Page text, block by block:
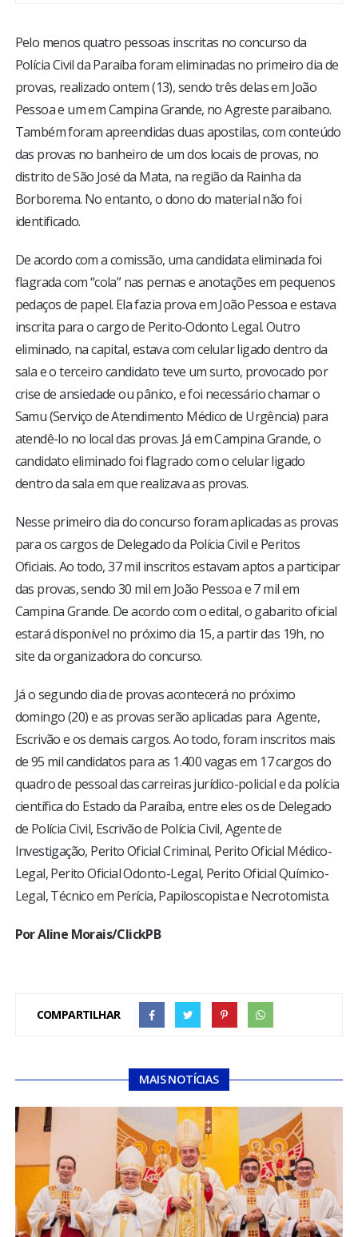
TV LPB
FOTOS
COLUNISTAS
Pelo menos quatro pessoas inscritas no concurso da
Polícia Civil da Paraíba foram eliminadas no primeiro dia de
provas, realizado ontem (13), sendo três delas em João
Pessoa e um em Campina Grande, no Agreste paraibano.
Também foram apreendidas duas apostilas, com conteúdo
das provas no banheiro de um dos locais de provas, no
distrito de São José da Mata, na região da Rainha da
Borborema. No entanto, o dono do material não foi
identificado.
De acordo com a comissão, uma candidata eliminada foi
flagrada com “cola” nas pernas e anotações em pequenos
pedaços de papel. Ela fazia prova em João Pessoa e estava
inscrita para o cargo de Perito-Odonto Legal. Outro
eliminado, na capital, estava com celular ligado dentro da
sala e o terceiro candidato teve um surto, provocado por
crise de ansiedade ou pânico, e foi necessário chamar o
Samu (Serviço de Atendimento Médico de Urgência) para
atendê-lo no local das provas. Já em Campina Grande, o
candidato eliminado foi flagrado com o celular ligado
dentro da sala em que realizava as provas.
Nesse primeiro dia do concurso foram aplicadas as provas
para os cargos de Delegado da Polícia Civil e Peritos
Oficiais. Ao todo, 37 mil inscritos estavam aptos a participar
das provas, sendo 30 mil em João Pessoa e 7 mil em
Campina Grande. De acordo com o edital, o gabarito oficial
estará disponível no próximo dia 15, a partir das 19h, no
site da organizadora do concurso.
Já o segundo dia de provas acontecerá no próximo
domingo (20) e as provas serão aplicadas para Agente,
Escrivão e os demais cargos. Ao todo, foram inscritos mais
de 95 mil candidatos para as 1.400 vagas em 17 cargos do
quadro de pessoal das carreiras jurídico-policial e da polícia
científica do Estado da Paraíba, entre eles os de Delegado
de Polícia Civil, Escrivão de Polícia Civil, Agente de
Investigação, Perito Oficial Criminal, Perito Oficial Médico-
Legal, Perito Oficial Odonto-Legal, Perito Oficial Químico-
Legal, Técnico em Perícia, Papiloscopista e Necrotomista.
Por Aline Morais/ClickPB
COMPARTILHAR
MAIS NOTÍCIAS